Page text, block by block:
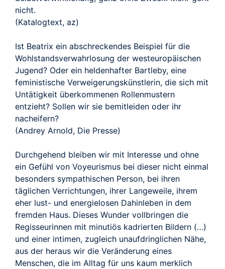
nicht.
(Katalogtext, az)
Ist Beatrix ein abschreckendes Beispiel für die
Wohlstandsverwahrlosung der westeuropäischen
Jugend? Oder ein heldenhafter Bartleby, eine
feministische Verweigerungskünstlerin, die sich mit
Untätigkeit überkommenen Rollenmustern
entzieht? Sollen wir sie bemitleiden oder ihr
nacheifern?
(Andrey Arnold, Die Presse)
Durchgehend bleiben wir mit Interesse und ohne
ein Gefühl von Voyeurismus bei dieser nicht einmal
besonders sympathischen Person, bei ihren
täglichen Verrichtungen, ihrer Langeweile, ihrem
eher lust- und energielosen Dahinleben in dem
fremden Haus. Dieses Wunder vollbringen die
Regisseurinnen mit minutiös kadrierten Bildern (…)
und einer intimen, zugleich unaufdringlichen Nähe,
aus der heraus wir die Veränderung eines
Menschen, die im Alltag für uns kaum merklich